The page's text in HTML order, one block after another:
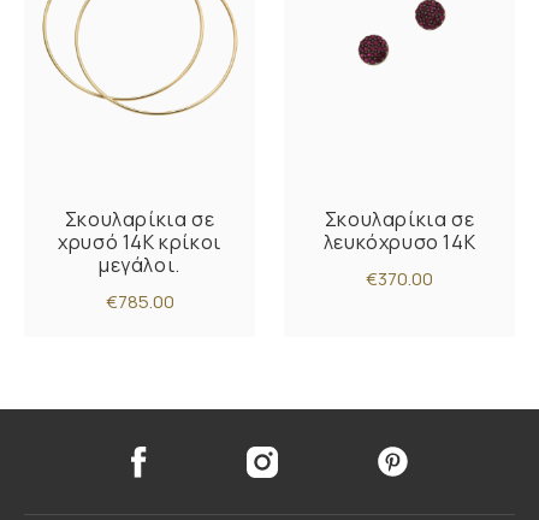
Σκουλαρίκια σε
xρυσό 14Κ κρίκοι
μεγάλοι.
€785.00
Σκουλαρίκια σε
λευκόχρυσο 14K
€370.00